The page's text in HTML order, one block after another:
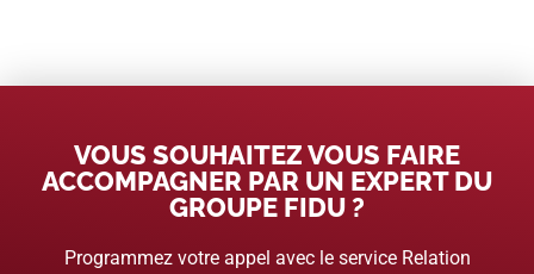
VOUS SOUHAITEZ VOUS FAIRE
ACCOMPAGNER PAR UN EXPERT DU
GROUPE FIDU ?
Programmez votre appel avec le service Relation